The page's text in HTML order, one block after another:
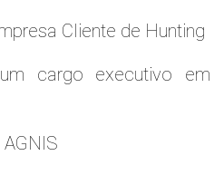
Cliente de Hunting
cargo executivo em